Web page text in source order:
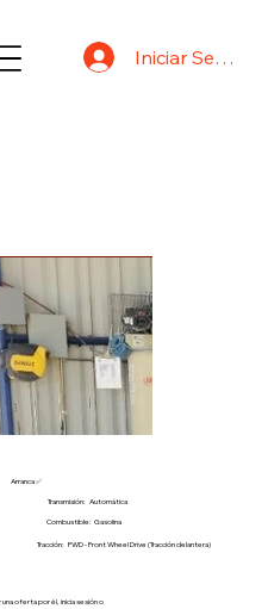
Iniciar Sesión
Transmisión:
Combustible:
Tracción:
Automática
FWD - Front Wheel Drive (Tracción delantera)
Gasolina
Arranca ✅
oferta por él, inicia sesión o